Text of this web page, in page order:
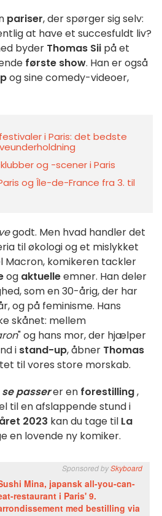
pariser, der spørger sig selv:
at have et succesfuldt liv?
byder Thomas Sii på et
første show. Han er også
og sine comedy-videoer,
i Paris: det bedste
og -scener i Paris
og Île-de-France fra 3. til
godt. Men hvad handler det
til økologi og et mislykket
Macron, komikeren tackler
og aktuelleemner. Han deler
som en 30-årig, der har
og på feminisme. Hans
skånet: mellem
" og hans mor, der hjælper
i stand-up, åbner Thomas
til vores store morskab.
passerer en forestilling,
til en afslappende stund i
2023 kan du tage til La
en lovende ny komiker.